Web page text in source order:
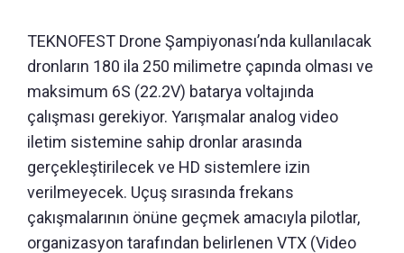
TEKNOFEST Drone Şampiyonası’nda kullanılacak
dronların 180 ila 250 milimetre çapında olması ve
maksimum 6S (22.2V) batarya voltajında
çalışması gerekiyor. Yarışmalar analog video
iletim sistemine sahip dronlar arasında
gerçekleştirilecek ve HD sistemlere izin
verilmeyecek. Uçuş sırasında frekans
çakışmalarının önüne geçmek amacıyla pilotlar,
organizasyon tarafından belirlenen VTX (Video